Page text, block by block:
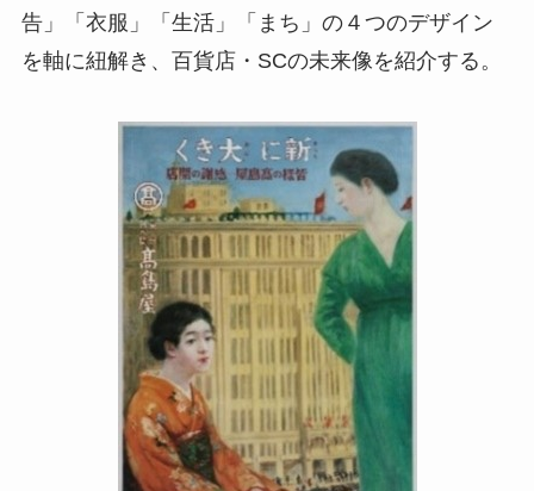
告」「衣服」「生活」「まち」の４つのデザイン
を軸に紐解き、百貨店・SCの未来像を紹介する。